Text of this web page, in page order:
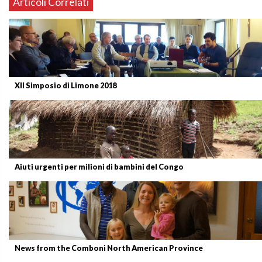
XII Simposio di Limone 2018
Aiuti urgenti per milioni di bambini del Congo
News from the Comboni North American Province